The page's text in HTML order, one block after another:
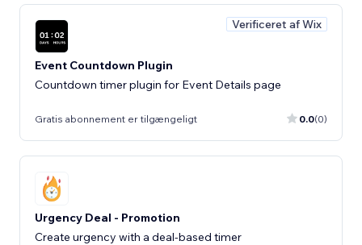
Verificeret af Wix
Event Countdown Plugin
Countdown timer plugin for Event Details page
Gratis abonnement er tilgængeligt 0.0(0)
Urgency Deal - Promotion
Create urgency with a deal-based timer